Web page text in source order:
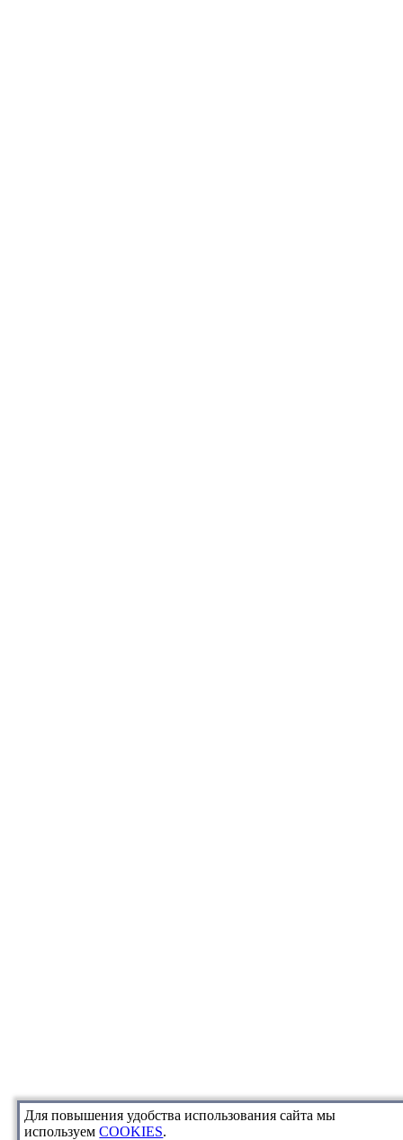
Для повышения удобства использования сайта мы
используемCOOKIES.